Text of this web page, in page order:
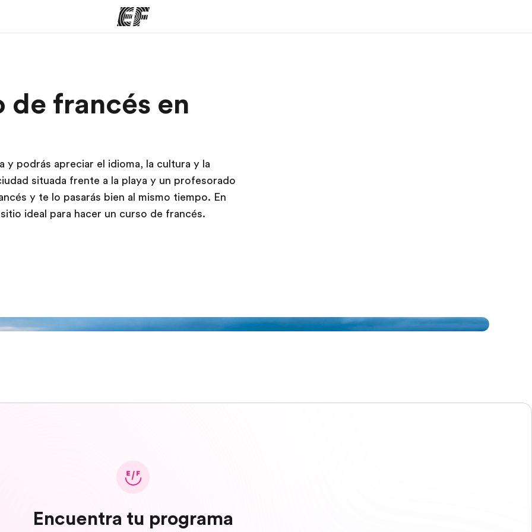
hacemos Encuentra una oficina
de francés en
podrás apreciar el idioma, la cultura y la
situada frente a la playa y un profesorado
y te lo pasarás bien al mismo tiempo. En
ideal para hacer un curso de francés.
Encuentra tu programa